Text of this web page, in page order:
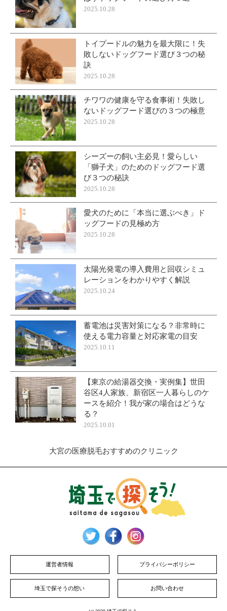
2025.10.28
トイプードルの魅力を最大限に！失
敗しないドッグフード選び３つの秘
訣
2025.10.28
チワワの健康を守る食事術！失敗し
ないドッグフード選びの３つの極意
2025.10.28
シーズーの飼い主必見！愛らしい
「獅子犬」のためのドッグフード選
び３つの秘訣
2025.10.28
愛犬のために「本当に選ぶべき」ド
ッグフードの見極め方
2025.10.28
太陽光発電の導入費用と回収シミュ
レーションをわかりやすく解説
2025.10.24
蓄電池は災害対策になる？非常時に
使える電力容量と対応家電の目安
2025.10.11
【東京の給湯器交換・実例集】世田
谷区4人家族、新宿区一人暮らしのケ
ースを紹介！我が家の場合はどうな
る？
2025.10.01
大宮の医療脱毛おすすめのクリニック
運営者情報 プライバシーポリシー
埼玉で探そうの想い お問い合わせ